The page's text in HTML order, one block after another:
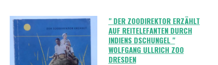
" DER ZOODIREKTOR ERZÄHLT
AUF REITELEFANTEN DURCH
INDIENS DSCHUNGEL "
WOLFGANG ULLRICH ZOO
DRESDEN